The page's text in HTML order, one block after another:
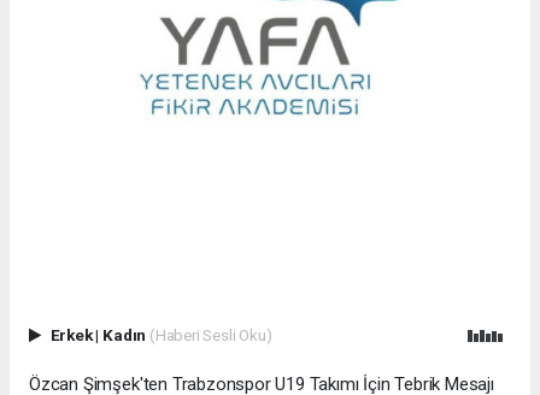
Erkek| Kadın (Haberi Sesli Oku)
Özcan Şimşek'ten Trabzonspor U19 Takımı İçin Tebrik Mesajı